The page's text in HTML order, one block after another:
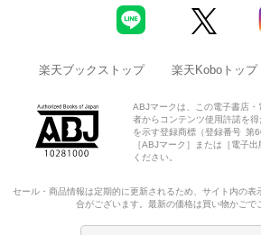
楽天ブックストップ 楽天Koboトップ
ABJマークは、この電子書店
者からコンテンツ使用許諾を
を示す登録商標（登録番号 第
［ABJマーク］または［電子
ください。
セール・商品情報は定期的に更新されるため、サイト内の表
合がございます。最新の価格は買い物かごで